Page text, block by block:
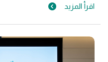
اقرأ المزيد